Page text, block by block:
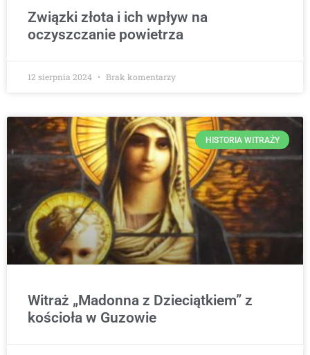
Związki złota i ich wpływ na
oczyszczanie powietrza
12 sierpnia 2024 Brak komentarzy
HISTORIA WITRAŻY
Witraż „Madonna z Dzieciątkiem” z
kościoła w Guzowie